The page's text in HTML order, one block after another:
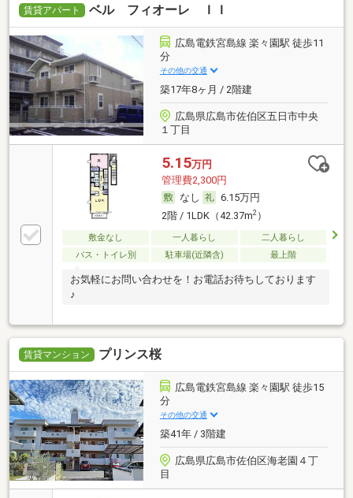
賃貸アパート ベル フィオーレ ＩＩ
広島電鉄宮島線 楽々園駅 徒歩11
分
その他の交通
築17年8ヶ月 / 2階建
広島県広島市佐伯区五日市中央
１丁目
5.15万円
管理費2,300円
なし
6.15万円
2階 / 1LDK（42.37m2）
敷金なし 一人暮らし
二人暮らし
バス・トイレ別
駐車場(近隣含) 最上階
お気軽にお問い合わせを！お電話お待ちしております
♪
賃貸マンション プリンス桜
広島電鉄宮島線 楽々園駅 徒歩15
分
その他の交通
築41年 / 3階建
広島県広島市佐伯区海老園４丁
目